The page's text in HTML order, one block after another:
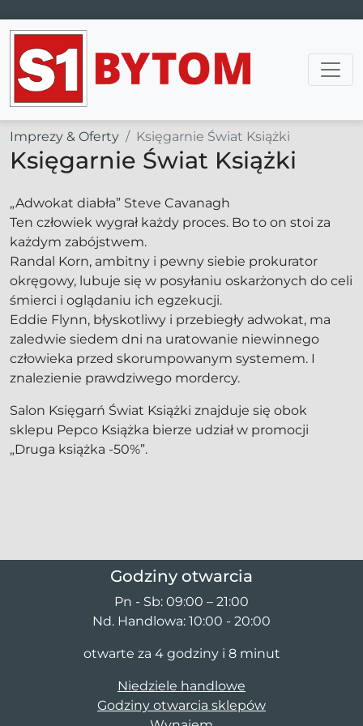
Main Navigation
Imprezy & Oferty Księgarnie Świat Książki
Księgarnie Świat Książki
„Adwokat diabła” Steve Cavanagh
Ten człowiek wygrał każdy proces. Bo to on stoi za
każdym zabójstwem.
Randal Korn, ambitny i pewny siebie prokurator
okręgowy, lubuje się w posyłaniu oskarżonych do celi
śmierci i oglądaniu ich egzekucji.
Eddie Flynn, błyskotliwy i przebiegły adwokat, ma
zaledwie siedem dni na uratowanie niewinnego
człowieka przed skorumpowanym systemem. I
znalezienie prawdziwego mordercy.
Salon Księgarń Świat Książki znajduje się obok
sklepu Pepco Książka bierze udział w promocji
„Druga książka -50%”.
Godziny otwarcia
Pn - Sb: 09:00 – 21:00
Nd. Handlowa: 10:00 - 20:00
otwarte za 4 godziny i 8 minut
Niedziele handlowe
Godziny otwarcia sklepów